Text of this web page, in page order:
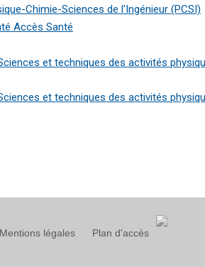
Chimie-Sciences de l'Ingénieur (PCSI)
Accès Santé
et techniques des activités
et techniques des activités
Mentions légales Plan d'accès